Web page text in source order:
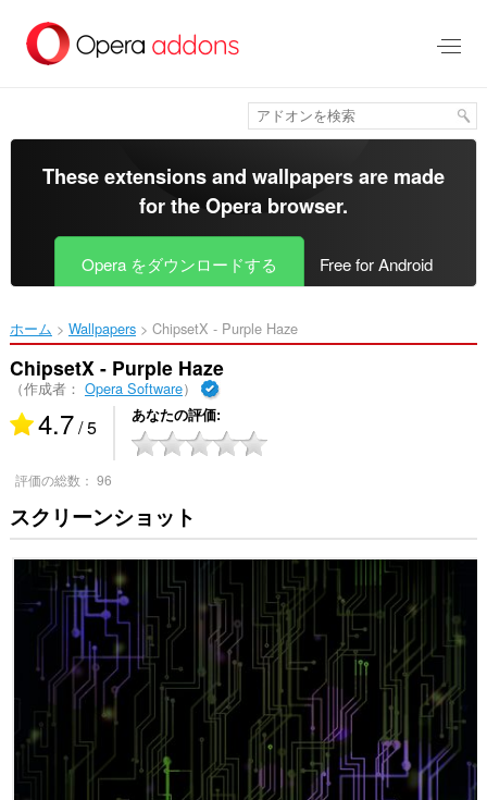
メ
ツ
移
動
These extensions and wallpapers are made
for theOpera browser.
Opera をダウンロードする Free for Android
ホーム Wallpapers ChipsetX - Purple Haze‎
ChipsetX - Purple Haze
（作成者： Opera Software）
4.7/ 5 あなたの評価
評価の総数： 96
スクリーンショット